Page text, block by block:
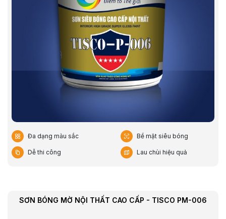
Đa dạng màu sắc Bề mặt siêu bóng
Dễ thi công Lau chùi hiệu quả
SƠN BÓNG MỜ NỘI THẤT CAO CẤP - TISCO PM-006